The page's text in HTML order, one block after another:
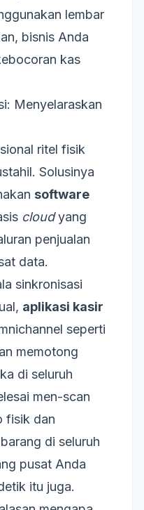
lembar
bisnis Anda
kas
Menyelaraskan
ritel fisik
Solusinya
software
cloudyang
penjualan
data.
sinkronisasi
aplikasi kasir
seperti
memotong
di seluruh
men-scan
fisik dan
di seluruh
pusat Anda
itu juga.